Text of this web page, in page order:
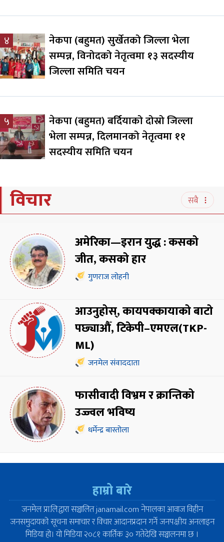
४
नेकपा (बहुमत) सुर्खेतको जिल्ला भेला
सम्पन्न, विनोदको नेतृत्वमा १३ सदस्यीय
जिल्ला समिति चयन
५
नेकपा (बहुमत) बर्दियाको दोस्रो जिल्ला
भेला सम्पन्न, दिलमानको नेतृत्वमा ११
सदस्यीय समिति चयन
विचार सबै
अमेरिका—इरान युद्ध : कसको
जीत, कसको हार
गुणराज लोहनी
आउनुहोस्, कायपक्कायाको बाटो
पछ्याऔँ, टिकेपी–एमएल(TKP-
ML)
जनमेल संवाददाता
फासीवादी विभ्रम र क्रान्तिको
उज्ज्वल भविष्य
धर्मेन्द्र बास्तोला
हाम्रो बारे
जनमेल प्रा.लि.द्वारा सञ्चालित janamail.com नेपालका आवाज विहीन
जनसमुदायको सूचना समाचार र विचार आदानप्रदान गर्ने जनपक्षीय अनलाइन
मिडिया हो। यो मिडिया २०८१ कार्तिक ३० गतेदेखि सञ्चालनमा छ ।